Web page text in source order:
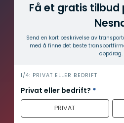
Få et gratis
Send en kort beskrivelse av
med å finne det beste
oppdrag.
i
n
n
o
1/4: PRIVAT ELLER BEDRIFT
Privat eller bedrift? *
PRIVAT